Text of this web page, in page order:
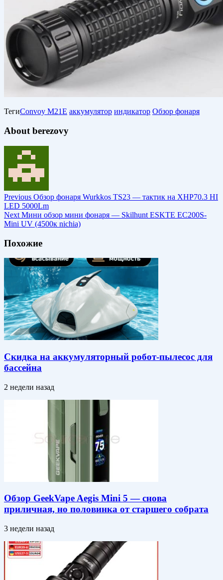
ТегиConvoy M21E аккумулятор индикатор Обзор фонаря
About berezovy
Previous Обзор фонаря Wurkkos TS23 — тактик на XHP70.3 HI
LED 5000Lm
Next Мини обзор мини фонаря — Skilhunt ESKTE EC200S-
Mini UV (4500к nichia)
Похожие
Скидка на аккумуляторный робот-пылесос для
бассейна
2 недели назад
Обзор GeekVape Aegis Mini 5 — снова
приличная, но половинка от старшего собрата
3 недели назад